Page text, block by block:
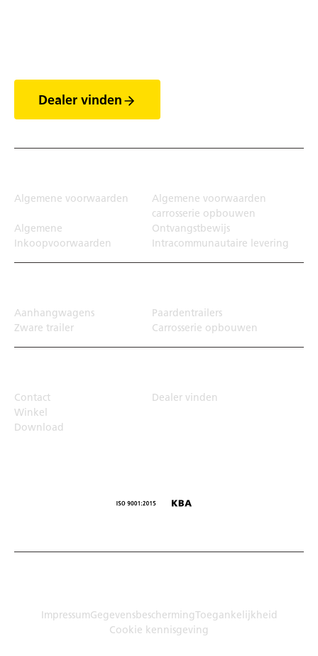
Dealer vinden
Algemene voorwaarden
Algemene voorwaarden
carrosserie opbouwen
Algemene
Inkoopvoorwaarden
Ontvangstbewijs
Intracommunautaire levering
Aanhangwagens
Paardentrailers
Zware trailer
Carrosserie opbouwen
Contact
Dealer vinden
Winkel
Download
ImpressumGegevensbeschermingToegankelijkheid
Cookie kennisgeving